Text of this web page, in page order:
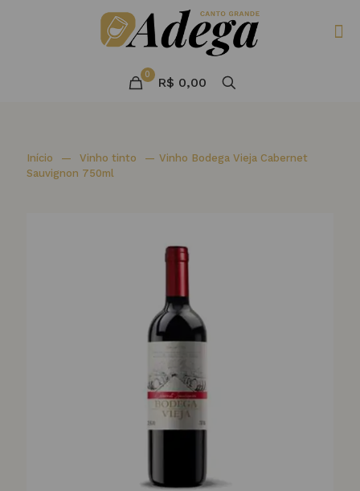
0
R$ 0,00
Início — Vinho tinto — Vinho Bodega Vieja Cabernet
Sauvignon 750ml